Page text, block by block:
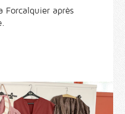
Forcalquier après